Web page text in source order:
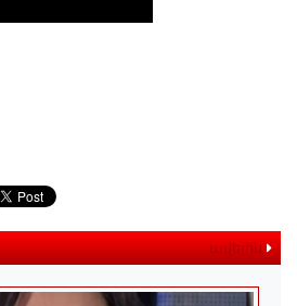
ավելին